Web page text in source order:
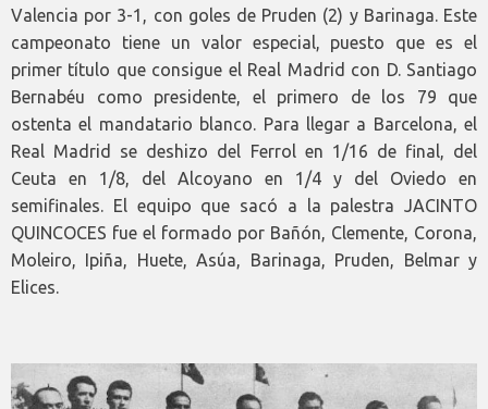
Valencia por 3-1, con goles de Pruden (2) y Barinaga. Este
campeonato tiene un valor especial, puesto que es el
primer título que consigue el Real Madrid con D. Santiago
Bernabéu como presidente, el primero de los 79 que
ostenta el mandatario blanco. Para llegar a Barcelona, el
Real Madrid se deshizo del Ferrol en 1/16 de final, del
Ceuta en 1/8, del Alcoyano en 1/4 y del Oviedo en
semifinales. El equipo que sacó a la palestra JACINTO
QUINCOCES fue el formado por Bañón, Clemente, Corona,
Moleiro, Ipiña, Huete, Asúa, Barinaga, Pruden, Belmar y
Elices.